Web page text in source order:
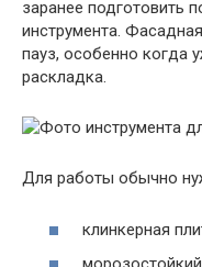
заранее подготовить
инструмента.
пауз, особенно когда
раскладка.
Для работы обычно
клинкерная